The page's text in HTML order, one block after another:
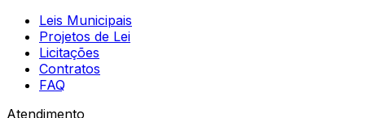
Leis Municipais
Projetos de Lei
Licitações
Contratos
FAQ
Atendimento